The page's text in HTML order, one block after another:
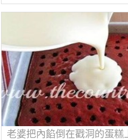
老婆把內餡倒在戳洞的蛋糕